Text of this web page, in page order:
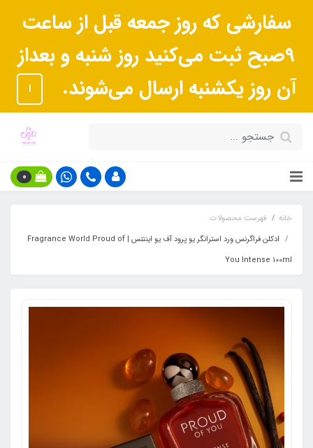
سفارشی که روز جمعه قبل از ساعت
9صبح ثبت می‌کنید روز شنبه و بعداز
آن روز یکشنبه ارسال می‌شوند.
ا
0
خانه
فهرست محصولات
ادکلن فراگرنس ورد استرانگر یو پرود آف یو اینتنس | Fragrance World Proud of
You Intense 100ml